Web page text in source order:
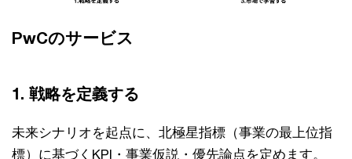
PwCのサービス
1. 戦略を定義する
未来シナリオを起点に、北極星指標（事業の最上位指
標）に基づくKPI・事業仮説・優先論点を定めます。